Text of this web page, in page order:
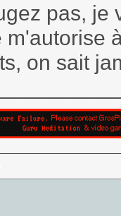
pas, je
m'autorise
on sait